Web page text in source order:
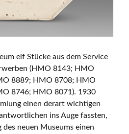
elf Stücke aus dem Service
(HMO 8143; HMO
8889; HMO 8708; HMO
8746; HMO 8071). 1930
einen derart wichtigen
ins Auge fassten,
neuen Museums einen